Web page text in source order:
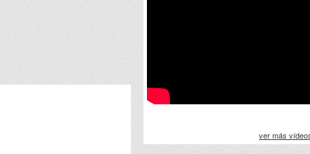
ver más